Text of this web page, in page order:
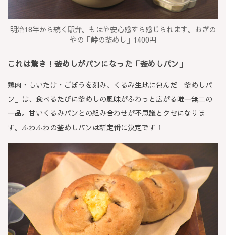
明治18年から続く駅弁。もはや安心感すら感じられます。おぎの
やの「峠の釜めし」1400円
これは驚き！釜めしがパンになった「釜めしパン」
鶏肉・しいたけ・ごぼうを刻み、くるみ生地に包んだ「釜めしパ
ン」は、食べるたびに釜めしの風味がふわっと広がる唯一無二の
一品。甘いくるみパンとの組み合わせが不思議とクセになりま
す。ふわふわの釜めしパンは新定番に決定です！